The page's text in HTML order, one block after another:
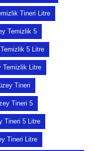
Tineri Litre
Temizlik 5
5 Litre
Temizlik Litre
Tineri
Tineri 5
Tineri 5 Litre
Tineri Litre